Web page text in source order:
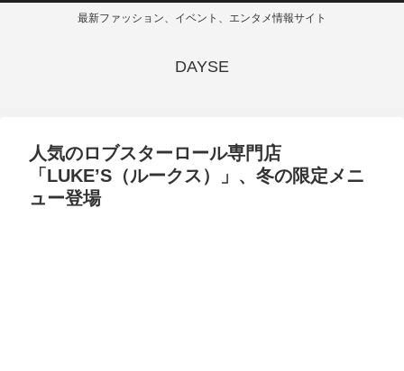
最新ファッション、イベント、エンタメ情報サイト
DAYSE
人気のロブスターロール専門店
「LUKE’S（ルークス）」、冬の限定メニ
ュー登場